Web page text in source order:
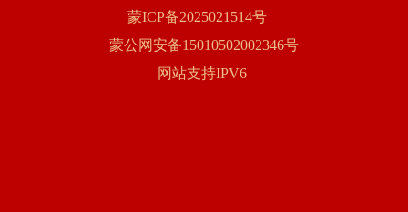
蒙ICP备2025021514号
蒙公网安备15010502002346号
网站支持IPV6